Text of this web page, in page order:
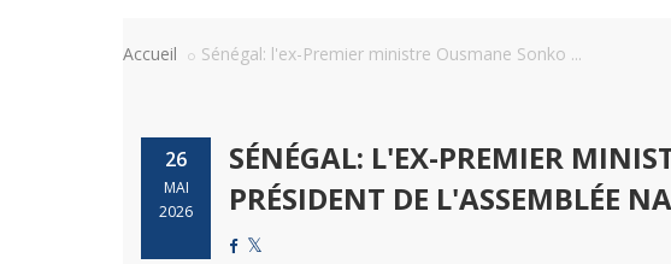
Accueil Sénégal: l'ex-Premier ministre Ousmane Sonko ...
26
MAI
2026
SÉNÉGAL: L'EX-PREMIER
PRÉSIDENT DE L'ASSEMBLÉE